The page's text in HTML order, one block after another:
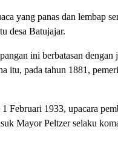
yang panas dan lembap
desa Batujajar.
ini berbatasan
pada tahun 1881,
1933, upacara
Mayor Peltzer selaku